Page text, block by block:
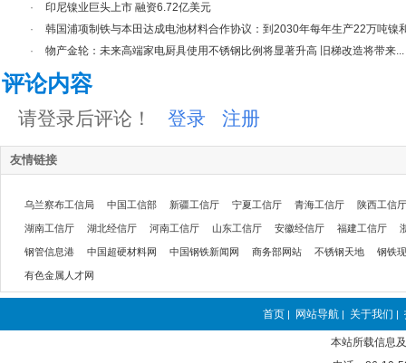
·
印尼镍业巨头上市 融资6.72亿美元
·
韩国浦项制铁与本田达成电池材料合作协议：到2030年每年生产22万吨镍
·
物产金轮：未来高端家电厨具使用不锈钢比例将显著升高 旧梯改造将带来...
评论内容
请登录后评论！ 登录 注册
友情链接
乌兰察布工信局 中国工信部 新疆工信厅 宁夏工信厅 青海工信厅 陕西工信厅
湖南工信厅 湖北经信厅 河南工信厅 山东工信厅 安徽经信厅 福建工信厅
钢管信息港 中国超硬材料网 中国钢铁新闻网 商务部网站 不锈钢天地 钢铁
有色金属人才网
首页 网站导航 关于我们
本站所载信息